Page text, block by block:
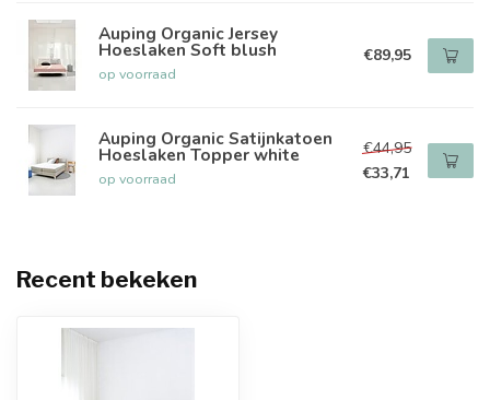
Auping Organic Jersey
Hoeslaken Soft blush
op voorraad
€89,95
Auping Organic Satijnkatoen
Hoeslaken Topper white
op voorraad
€44,95
€33,71
Recent bekeken